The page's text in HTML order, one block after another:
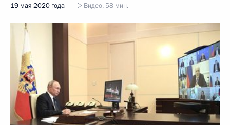
19 мая 2020 года Видео, 58 мин.